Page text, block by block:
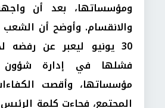
ومؤسساتها، بعد أن
والانقسام. وأوضح أن
30 يونيو ليعبر عن
فشلها في إدارة شؤون
مؤسساتها، وأقصت
المجتمع، فجاءت كلمة